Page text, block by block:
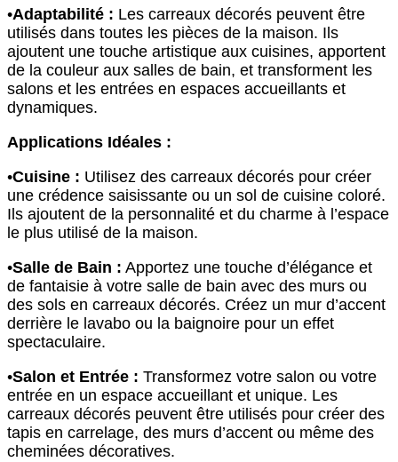
•Adaptabilité : Les carreaux décorés peuvent être
utilisés dans toutes les pièces de la maison. Ils
ajoutent une touche artistique aux cuisines, apportent
de la couleur aux salles de bain, et transforment les
salons et les entrées en espaces accueillants et
dynamiques.
Applications Idéales :
•Cuisine : Utilisez des carreaux décorés pour créer
une crédence saisissante ou un sol de cuisine coloré.
Ils ajoutent de la personnalité et du charme à l’espace
le plus utilisé de la maison.
•Salle de Bain : Apportez une touche d’élégance et
de fantaisie à votre salle de bain avec des murs ou
des sols en carreaux décorés. Créez un mur d’accent
derrière le lavabo ou la baignoire pour un effet
spectaculaire.
•Salon et Entrée : Transformez votre salon ou votre
entrée en un espace accueillant et unique. Les
carreaux décorés peuvent être utilisés pour créer des
tapis en carrelage, des murs d’accent ou même des
cheminées décoratives.